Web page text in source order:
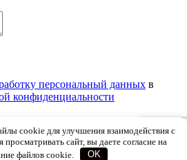
персональный данных в
конфиденциальности
после этого обпубликуем его на
cookie для улучшения взаимодействия с
сайт, вы даете согласие на
файлов cookie.
OK